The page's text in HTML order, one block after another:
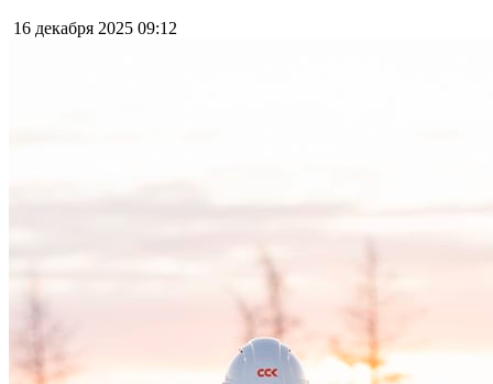
16 декабря 2025 09:12